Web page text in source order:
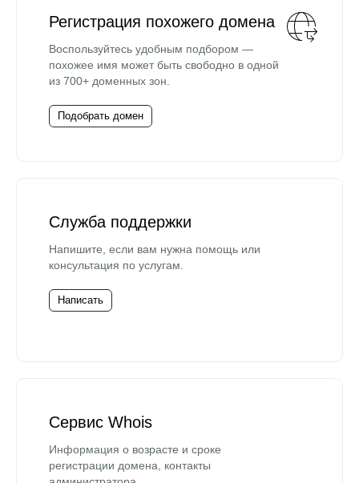
Регистрация похожего домена
Воспользуйтесь удобным подбором —
похожее имя может быть свободно в одной
из 700+ доменных зон.
Подобрать домен
Служба поддержки
Напишите, если вам нужна помощь или
консультация по услугам.
Написать
Сервис Whois
Информация о возрасте и сроке
регистрации домена, контакты